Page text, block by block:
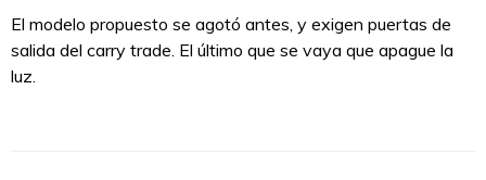
El modelo propuesto se agotó antes, y exigen puertas de
salida del carry trade. El último que se vaya que apague la
luz.